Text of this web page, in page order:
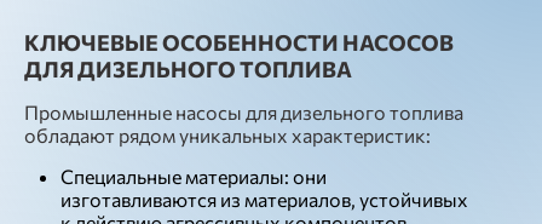
КЛЮЧЕВЫЕ ОСОБЕННОСТИ НАСОСОВ
ДЛЯ ДИЗЕЛЬНОГО ТОПЛИВА
Промышленные насосы для дизельного топлива
обладают рядом уникальных характеристик:
Специальные материалы: они
изготавливаются из материалов, устойчивых